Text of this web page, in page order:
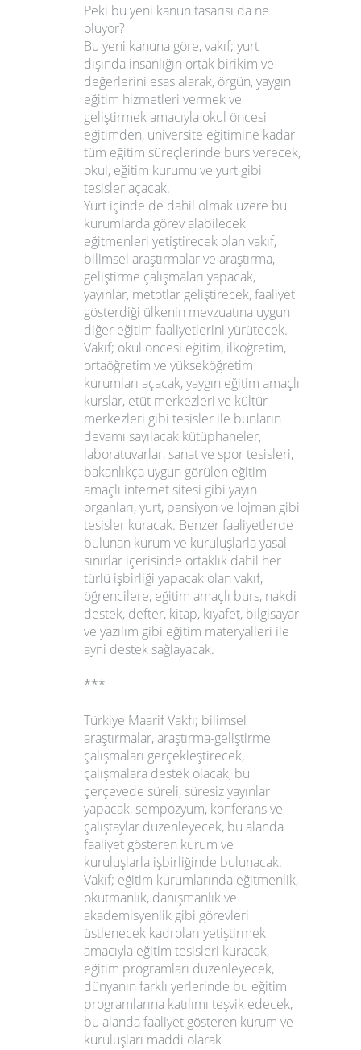
Peki bu yeni kanun tasarısı da ne
oluyor?
Bu yeni kanuna göre, vakıf; yurt
dışında insanlığın ortak birikim ve
değerlerini esas alarak, örgün, yaygın
eğitim hizmetleri vermek ve
geliştirmek amacıyla okul öncesi
eğitimden, üniversite eğitimine kadar
tüm eğitim süreçlerinde burs verecek,
okul, eğitim kurumu ve yurt gibi
tesisler açacak.
Yurt içinde de dahil olmak üzere bu
kurumlarda görev alabilecek
eğitmenleri yetiştirecek olan vakıf,
bilimsel araştırmalar ve araştırma,
geliştirme çalışmaları yapacak,
yayınlar, metotlar geliştirecek, faaliyet
gösterdiği ülkenin mevzuatına uygun
diğer eğitim faaliyetlerini yürütecek.
Vakıf; okul öncesi eğitim, ilköğretim,
ortaöğretim ve yükseköğretim
kurumları açacak, yaygın eğitim amaçlı
kurslar, etüt merkezleri ve kültür
merkezleri gibi tesisler ile bunların
devamı sayılacak kütüphaneler,
laboratuvarlar, sanat ve spor tesisleri,
bakanlıkça uygun görülen eğitim
amaçlı internet sitesi gibi yayın
organları, yurt, pansiyon ve lojman gibi
tesisler kuracak. Benzer faaliyetlerde
bulunan kurum ve kuruluşlarla yasal
sınırlar içerisinde ortaklık dahil her
türlü işbirliği yapacak olan vakıf,
öğrencilere, eğitim amaçlı burs, nakdi
destek, defter, kitap, kıyafet, bilgisayar
ve yazılım gibi eğitim materyalleri ile
ayni destek sağlayacak.
***
Türkiye Maarif Vakfı; bilimsel
araştırmalar, araştırma-geliştirme
çalışmaları gerçekleştirecek,
çalışmalara destek olacak, bu
çerçevede süreli, süresiz yayınlar
yapacak, sempozyum, konferans ve
çalıştaylar düzenleyecek, bu alanda
faaliyet gösteren kurum ve
kuruluşlarla işbirliğinde bulunacak.
Vakıf; eğitim kurumlarında eğitmenlik,
okutmanlık, danışmanlık ve
akademisyenlik gibi görevleri
üstlenecek kadroları yetiştirmek
amacıyla eğitim tesisleri kuracak,
eğitim programları düzenleyecek,
dünyanın farklı yerlerinde bu eğitim
programlarına katılımı teşvik edecek,
bu alanda faaliyet gösteren kurum ve
kuruluşları maddi olarak